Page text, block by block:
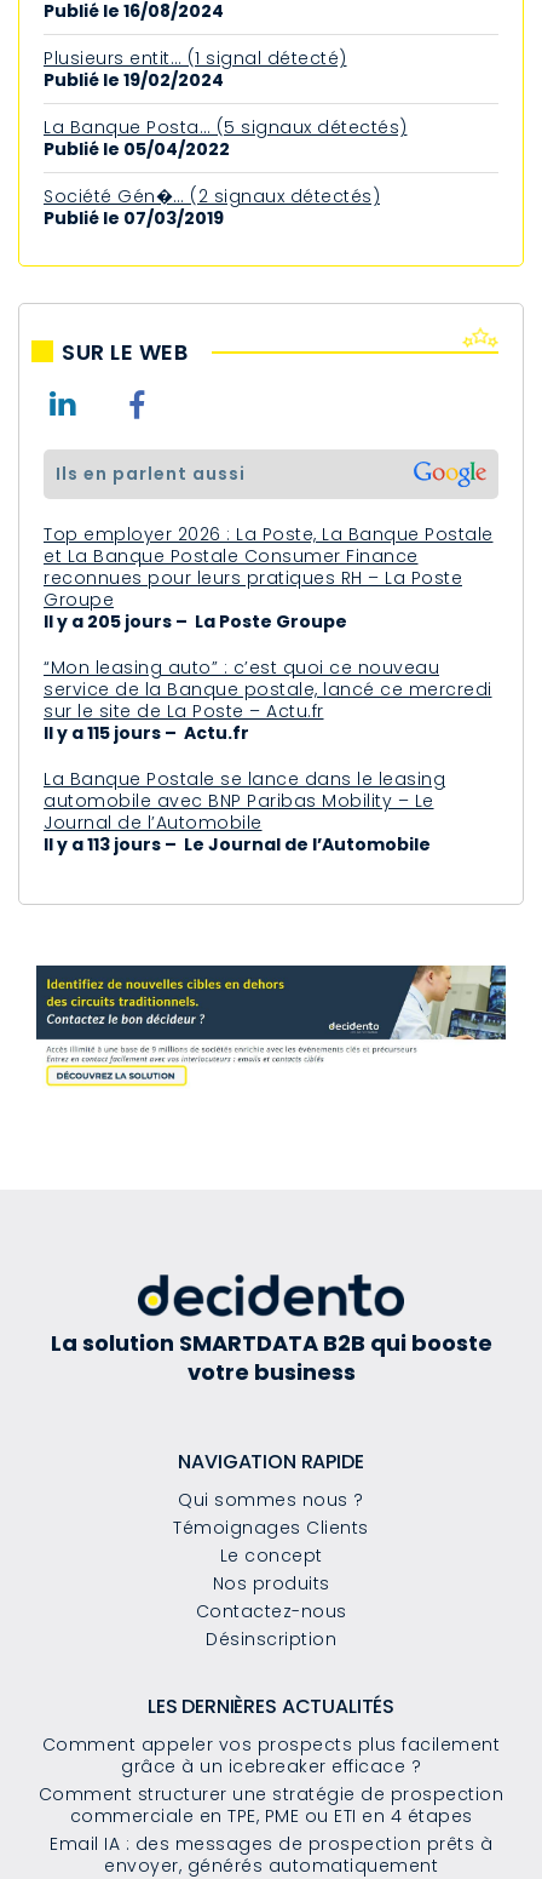
Publié le 16/08/2024
Plusieurs entit… (1 signal détecté)
Publié le 19/02/2024
La Banque Posta… (5 signaux détectés)
Publié le 05/04/2022
Société Gén�… (2 signaux détectés)
Publié le 07/03/2019
SUR LE WEB
ils en parlent aussi
Top employer 2026 : La Poste, La Banque Postale
et La Banque Postale Consumer Finance
reconnues pour leurs pratiques RH – La Poste
Groupe
Il y a 205 jours – La Poste Groupe
“Mon leasing auto” : c’est quoi ce nouveau
service de la Banque postale, lancé ce mercredi
sur le site de La Poste – Actu.fr
Il y a 115 jours – Actu.fr
La Banque Postale se lance dans le leasing
automobile avec BNP Paribas Mobility – Le
Journal de l’Automobile
Il y a 113 jours – Le Journal de l’Automobile
La solution SMARTDATA B2B qui booste
votre business
NAVIGATION RAPIDE
Qui sommes nous ?
Témoignages Clients
Le concept
Nos produits
Contactez-nous
Désinscription
LES DERNIÈRES ACTUALITÉS
Comment appeler vos prospects plus facilement
grâce à un icebreaker efficace ?
Comment structurer une stratégie de prospection
commerciale en TPE, PME ou ETI en 4 étapes
Email IA : des messages de prospection prêts à
envoyer, générés automatiquement